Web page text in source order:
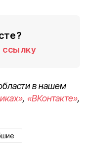
ссылку
в нашем
, «ВКонтакте»,